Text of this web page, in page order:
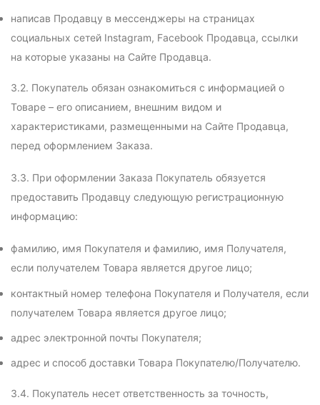
написав Продавцу в мессенджеры на страницах
социальных сетей Instagram, Facebook Продавца, ссылки
на которые указаны на Сайте Продавца.
3.2. Покупатель обязан ознакомиться с информацией о
Товаре – его описанием, внешним видом и
характеристиками, размещенными на Сайте Продавца,
перед оформлением Заказа.
3.3. При оформлении Заказа Покупатель обязуется
предоставить Продавцу следующую регистрационную
информацию:
фамилию, имя Покупателя и фамилию, имя Получателя,
если получателем Товара является другое лицо;
контактный номер телефона Покупателя и Получателя, если
получателем Товара является другое лицо;
адрес электронной почты Покупателя;
адрес и способ доставки Товара Покупателю/Получателю.
3.4. Покупатель несет ответственность за точность,